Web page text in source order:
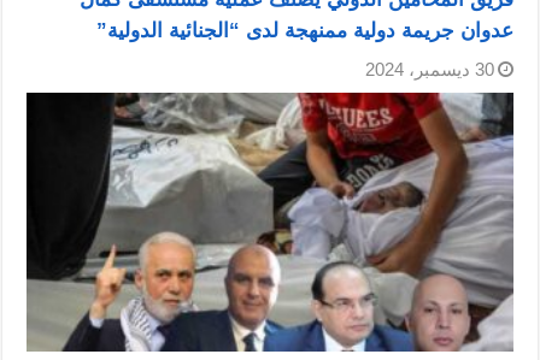
عدوان جريمة دولية ممنهجة لدى “الجنائية الدولية”
30 ديسمبر، 2024